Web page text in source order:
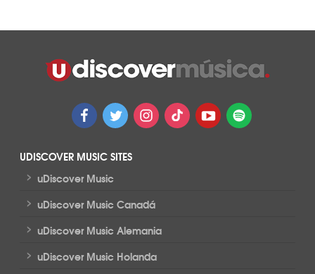
UDISCOVER MUSIC SITES
> uDiscover Music
> uDiscover Music Canadá
> uDiscover Music Alemania
> uDiscover Music Holanda